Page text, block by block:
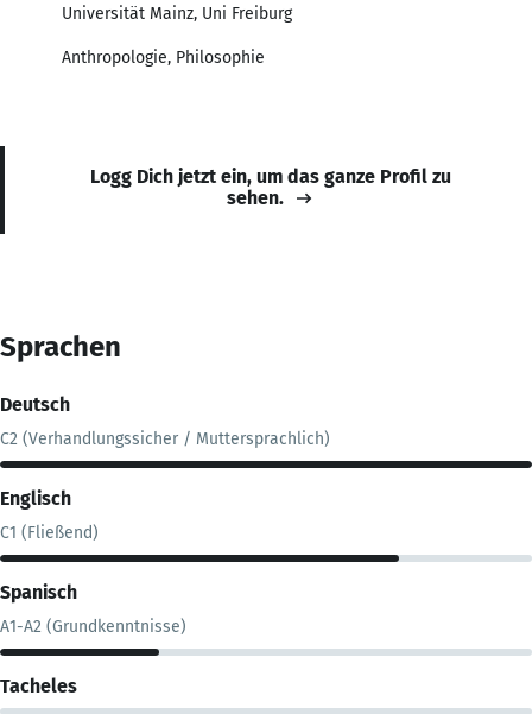
Universität Mainz, Uni Freiburg
Anthropologie, Philosophie
Logg Dich jetzt ein, um das ganze Profil zu
sehen.
Sprachen
Deutsch
C2 (Verhandlungssicher / Muttersprachlich)
Englisch
C1 (Fließend)
Spanisch
A1-A2 (Grundkenntnisse)
Tacheles